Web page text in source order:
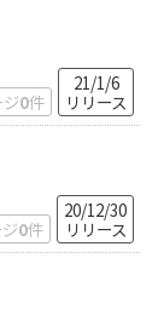
0件
21/1/6
リリース
0件
20/12/30
リリース